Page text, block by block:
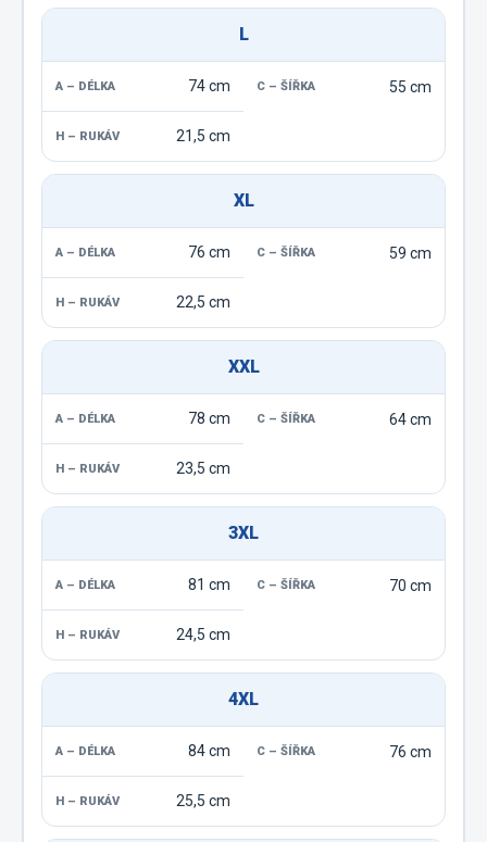
L
74 cm 55 cm
21,5 cm
XL
76 cm 59 cm
22,5 cm
XXL
78 cm 64 cm
23,5 cm
3XL
81 cm 70 cm
24,5 cm
4XL
84 cm 76 cm
25,5 cm